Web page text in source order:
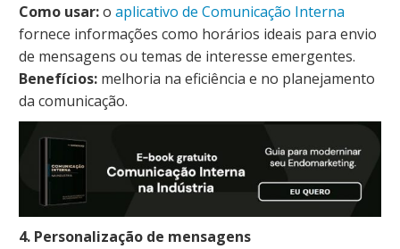
Como usar:o aplicativo de Comunicação Interna
fornece informações como horários ideais para envio
de mensagens ou temas de interesse emergentes.
Benefícios: melhoria na eficiência e no planejamento
da comunicação.
4. Personalização de mensagens